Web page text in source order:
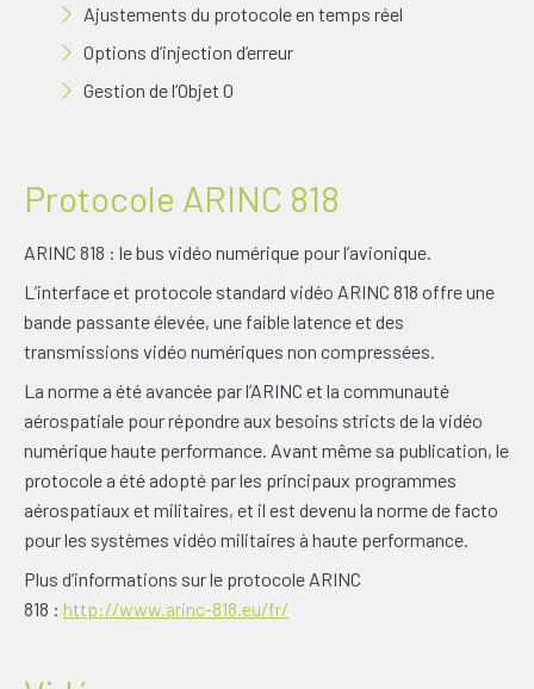
Ajustements du protocole en temps réel
Options d’injection d’erreur
Gestion de l’Objet 0
Protocole ARINC 818
ARINC 818 : le bus vidéo numérique pour l’avionique.
L’interface et protocole standard vidéo ARINC 818 offre une
bande passante élevée, une faible latence et des
transmissions vidéo numériques non compressées.
La norme a été avancée par l’ARINC et la communauté
aérospatiale pour répondre aux besoins stricts de la vidéo
numérique haute performance. Avant même sa publication, le
protocole a été adopté par les principaux programmes
aérospatiaux et militaires, et il est devenu la norme de facto
pour les systèmes vidéo militaires à haute performance.
Plus d’informations sur le protocole ARINC
818 : http://www.arinc-818.eu/fr/